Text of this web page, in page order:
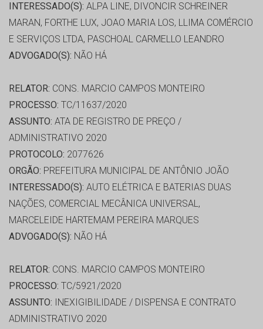
INTERESSADO(S): ALPA LINE, DIVONCIR SCHREINER
MARAN, FORTHE LUX, JOAO MARIA LOS, LLIMA COMÉRCIO
E SERVIÇOS LTDA, PASCHOAL CARMELLO LEANDRO
ADVOGADO(S): NÃO HÁ
RELATOR: CONS. MARCIO CAMPOS MONTEIRO
PROCESSO: TC/11637/2020
ASSUNTO: ATA DE REGISTRO DE PREÇO /
ADMINISTRATIVO 2020
PROTOCOLO: 2077626
ORGÃO: PREFEITURA MUNICIPAL DE ANTÔNIO JOÃO
INTERESSADO(S): AUTO ELÉTRICA E BATERIAS DUAS
NAÇÕES, COMERCIAL MECÂNICA UNIVERSAL,
MARCELEIDE HARTEMAM PEREIRA MARQUES
ADVOGADO(S): NÃO HÁ
RELATOR: CONS. MARCIO CAMPOS MONTEIRO
PROCESSO: TC/5921/2020
ASSUNTO: INEXIGIBILIDADE / DISPENSA E CONTRATO
ADMINISTRATIVO 2020